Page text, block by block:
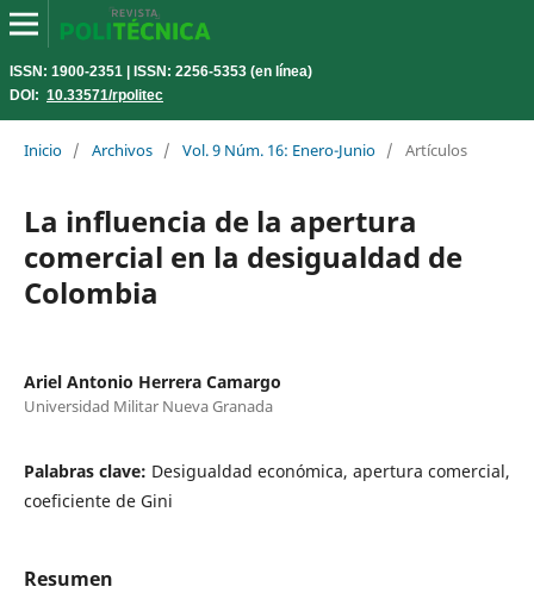
ISSN: 1900-2351 | ISSN: 2256-5353 (en línea)
DOI: 10.33571/rpolitec
Inicio / Archivos / Vol. 9 Núm. 16: Enero-Junio / Artículos
La influencia de la apertura
comercial en la desigualdad de
Colombia
Ariel Antonio Herrera Camargo
Universidad Militar Nueva Granada
Palabras clave: Desigualdad económica, apertura comercial,
coeficiente de Gini
Resumen